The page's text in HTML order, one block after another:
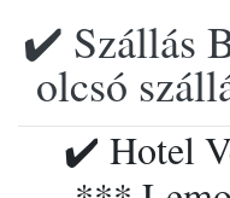
✔️ Szállás
olcsó
✔️ Hotel